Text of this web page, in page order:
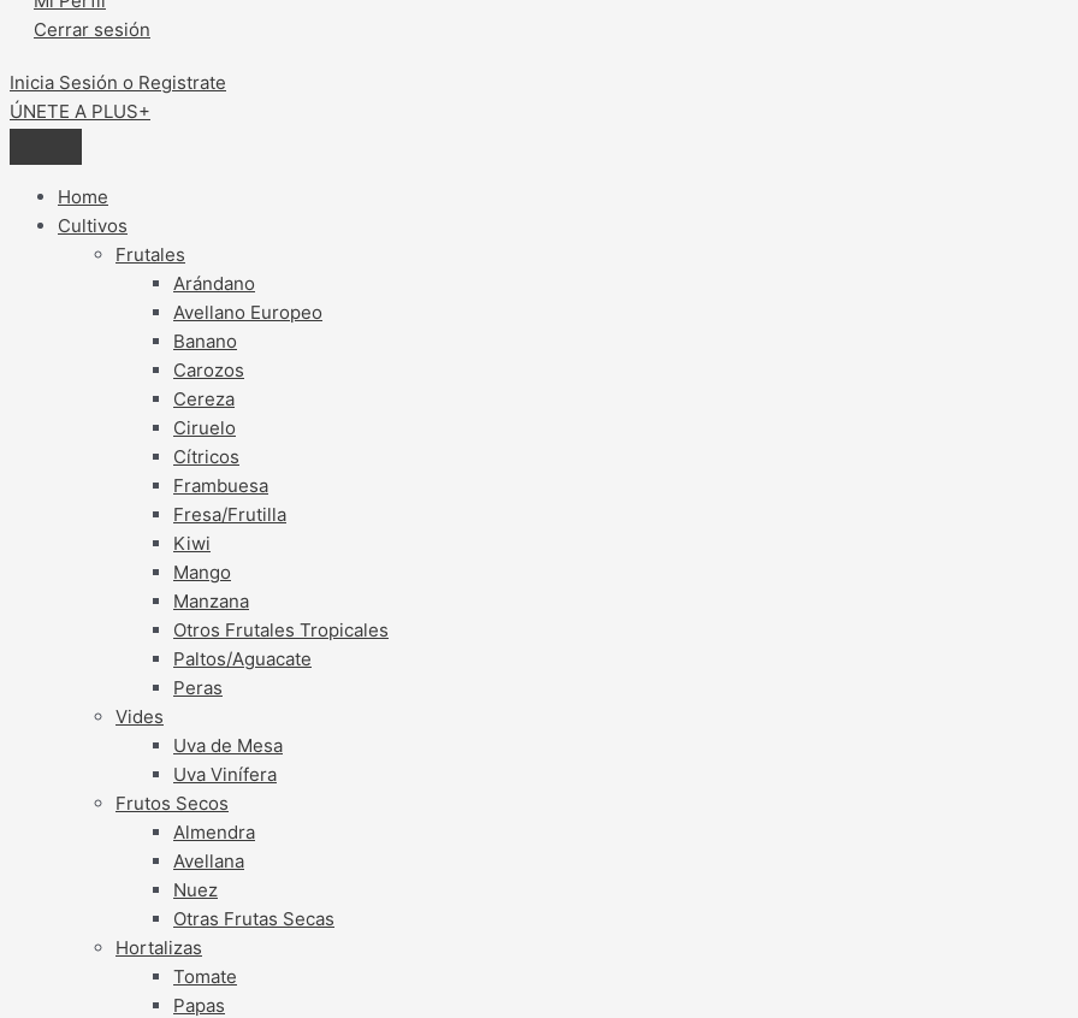
Cerrar sesión
Inicia Sesión o Registrate
ÚNETE A PLUS+
Home
Cultivos
Frutales
Arándano
Avellano Europeo
Banano
Carozos
Cereza
Ciruelo
Cítricos
Frambuesa
Fresa/Frutilla
Kiwi
Mango
Manzana
Otros Frutales Tropicales
Paltos/Aguacate
Peras
Vides
Uva de Mesa
Uva Vinífera
Frutos Secos
Almendra
Avellana
Nuez
Otras Frutas Secas
Hortalizas
Tomate
Papas